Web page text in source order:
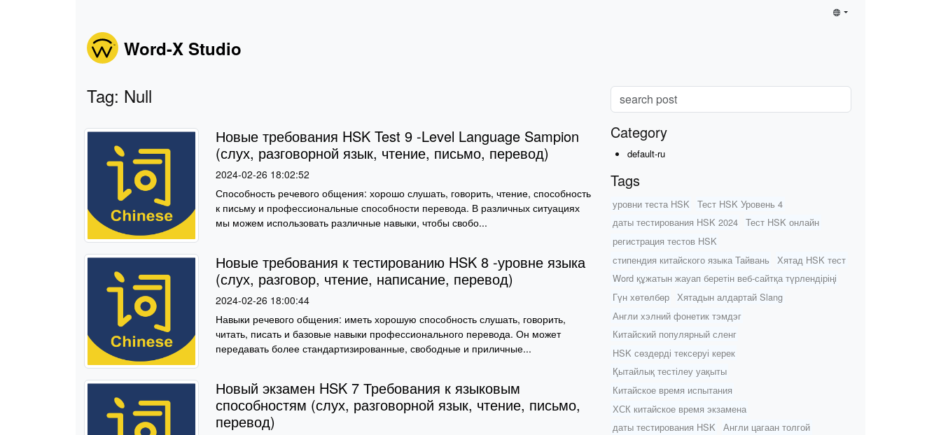
Word-X Studio
Tag: Null
Новые требования HSK Test 9 -Level Language Sampion
(слух, разговорной язык, чтение, письмо, перевод)
2024-02-26 18:02:52
Способность речевого общения: хорошо слушать, говорить, чтение, способность
к письму и профессиональные способности перевода. В различных ситуациях
мы можем использовать различные навыки, чтобы свобо...
Новые требования к тестированию HSK 8 -уровне языка
(слух, разговор, чтение, написание, перевод)
2024-02-26 18:00:44
Навыки речевого общения: иметь хорошую способность слушать, говорить,
читать, писать и базовые навыки профессионального перевода. Он может
передавать более стандартизированные, свободные и приличные...
Новый экзамен HSK 7 Требования к языковым
способностям (слух, разговорной язык, чтение, письмо,
перевод)
Category
default-ru
Tags
уровни теста HSK
Тест HSK Уровень 4
даты тестирования HSK 2024
Тест HSK онлайн
регистрация тестов HSK
стипендия китайского языка Тайвань
Хятад HSK тест
Word құжатын жауап беретін веб-сайтқа түрлендіріңі
Гүн хөтөлбөр
Хятадын алдартай Slang
Англи хэлний фонетик тэмдэг
Китайский популярный сленг
HSK сөздерді тексеруі керек
Қытайлық тестілеу уақыты
Китайское время испытания
ХСК китайское время экзамена
даты тестирования HSK
Англи цагаан толгой